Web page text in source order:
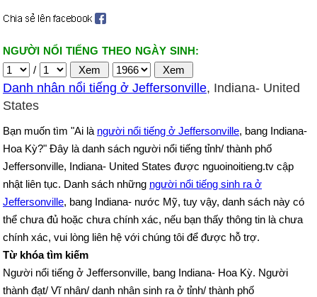
NGƯỜI NỔI TIẾNG THEO NGÀY SINH:
/
Danh nhân nổi tiếng ở Jeffersonville, Indiana- United
States
Bạn muốn tìm "Ai là người nổi tiếng ở Jeffersonville, bang Indiana-
Hoa Kỳ?" Đây là danh sách người nổi tiếng tỉnh/ thành phố
Jeffersonville, Indiana- United States được nguoinoitieng.tv cập
nhật liên tục. Danh sách những người nổi tiếng sinh ra ở
Jeffersonville, bang Indiana- nước Mỹ, tuy vậy, danh sách này có
thể chưa đủ hoặc chưa chính xác, nếu bạn thấy thông tin là chưa
chính xác, vui lòng liên hệ với chúng tôi để được hỗ trợ.
Từ khóa tìm kiếm
Người nổi tiếng ở Jeffersonville, bang Indiana- Hoa Kỳ. Người
thành đạt/ Vĩ nhân/ danh nhân sinh ra ở tỉnh/ thành phố